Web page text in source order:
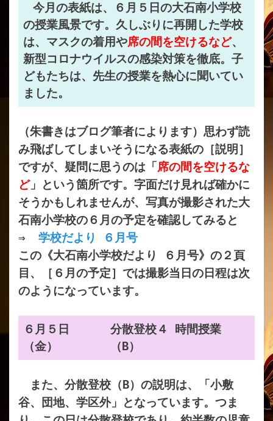
今月の表紙は、６月５日の大石南小学校
の授業風景です。久しぶりに再開した学校
は、マスクの着用や席の間を空けるなど、
新型コロナウイルスの感染対策を徹底。子
どもたちは、先生の授業を熱心に聞いてい
ました。
（朱書きはブログ筆者によります）思わず読
み飛ばしてしまいそうになる表紙の［説明］
ですが、疑問に思うのは「 席の間を空けるな
ど」という箇所です。字面だけ見れば確かに
そうかもしれませんが、写真が撮影された大
石南小学校の６月の予定を確認してみると
⇒ 学校だより ６月号
この《大石南小学校だより ６月号》の２頁
目、［６月の予定］では撮影当日の日程は次
のようになっています。
６月５日
（金）
分散登校４ 時間授業
（B）
また、分散登校（B）の説明は、「小敷
谷、団地、学区外」となっています。つま